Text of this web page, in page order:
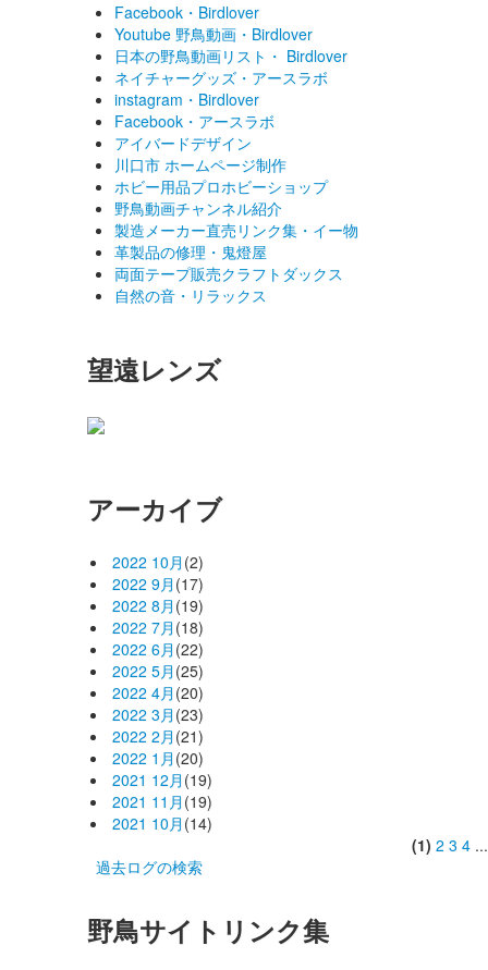
Facebook・Birdlover
Youtube 野鳥動画・Birdlover
日本の野鳥動画リスト・ Birdlover
ネイチャーグッズ・アースラボ
instagram・Birdlover
Facebook・アースラボ
アイバードデザイン
川口市 ホームページ制作
ホビー用品プロホビーショップ
野鳥動画チャンネル紹介
製造メーカー直売リンク集・イー物
革製品の修理・鬼燈屋
両面テープ販売クラフトダックス
自然の音・リラックス
望遠レンズ
アーカイブ
2022 10月 (2)
2022 9月 (17)
2022 8月 (19)
2022 7月 (18)
2022 6月 (22)
2022 5月 (25)
2022 4月 (20)
2022 3月 (23)
2022 2月 (21)
2022 1月 (20)
2021 12月 (19)
2021 11月 (19)
2021 10月 (14)
(1) 2 3 4
過去ログの検索
野鳥サイトリンク集